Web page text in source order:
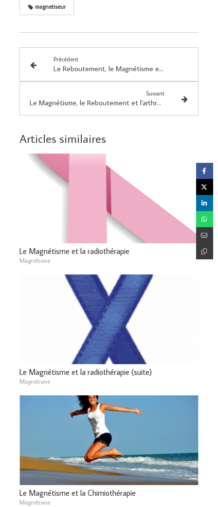
magnetiseur
Précédent
Le Reboutement, le Magnétisme et les douleurs de dos
Suivant
Le Magnétisme, le Reboutement et l'arthrose du genou chez les personnes âgées
Articles similaires
Le Magnétisme et la radiothérapie
Magnétisme
Le Magnétisme et la radiothérapie (suite)
Magnétisme
Le Magnétisme et la Chimiothérapie
Magnétisme